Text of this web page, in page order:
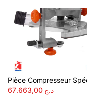
Pièce Compresseur
د.ج